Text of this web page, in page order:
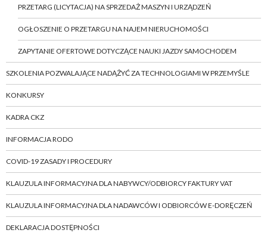
PRZETARG (LICYTACJA) NA SPRZEDAŻ MASZYN I URZĄDZEŃ
OGŁOSZENIE O PRZETARGU NA NAJEM NIERUCHOMOŚCI
ZAPYTANIE OFERTOWE DOTYCZĄCE NAUKI JAZDY SAMOCHODEM
SZKOLENIA POZWALAJĄCE NADĄŻYĆ ZA TECHNOLOGIAMI W PRZEMYŚLE
KONKURSY
KADRA CKZ
INFORMACJA RODO
COVID-19 ZASADY I PROCEDURY
KLAUZULA INFORMACYJNA DLA NABYWCY/ODBIORCY FAKTURY VAT
KLAUZULA INFORMACYJNA DLA NADAWCÓW I ODBIORCÓW E-DORĘCZEŃ
DEKLARACJA DOSTĘPNOŚCI